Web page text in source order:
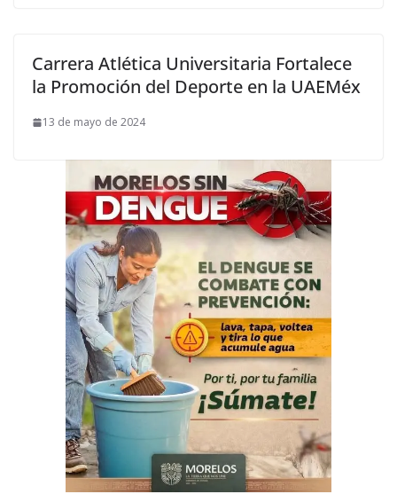
Carrera Atlética Universitaria Fortalece
la Promoción del Deporte en la UAEMéx
13 de mayo de 2024